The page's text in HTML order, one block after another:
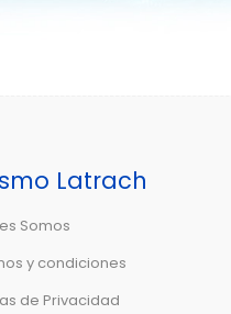
Latrach
Somos
y condiciones
de Privacidad